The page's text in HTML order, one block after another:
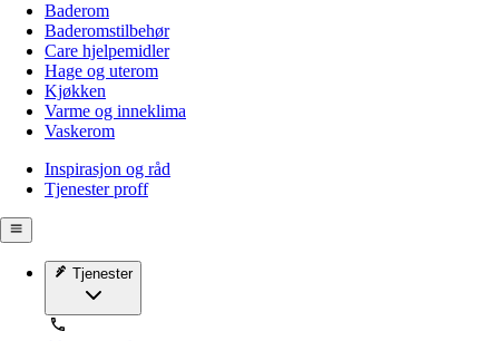
Baderom
Baderomstilbehør
Care hjelpemidler
Hage og uterom
Kjøkken
Varme og inneklima
Vaskerom
Inspirasjon og råd
Tjenester proff
Tjenester